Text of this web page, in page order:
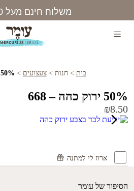
content
משלוח חינם מעל 400 ש"ח
בית >חנות >צעצועים > 50% ירוק כהה – 668
50% ירוק כהה – 668
₪8.50
ארוז לי למתנה
הסיפור של עומר